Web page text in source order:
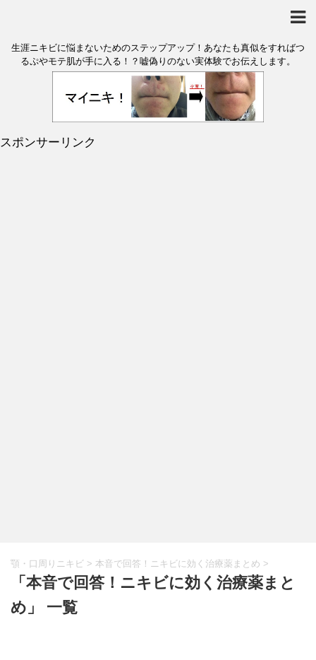
生涯ニキビに悩まないためのステップアップ！あなたも真似をすればつ
るぷやモテ肌が手に入る！？嘘偽りのない実体験でお伝えします。
スポンサーリンク
顎・口周りニキビ > 本音で回答！ニキビに効く治療薬まとめ >
「本音で回答！ニキビに効く治療薬まと
め」 一覧